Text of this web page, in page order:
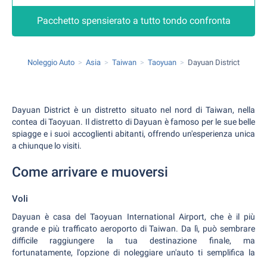
Pacchetto spensierato a tutto tondo confronta
Noleggio Auto Asia Taiwan Taoyuan Dayuan District
Dayuan District è un distretto situato nel nord di Taiwan, nella
contea di Taoyuan. Il distretto di Dayuan è famoso per le sue belle
spiagge e i suoi accoglienti abitanti, offrendo un'esperienza unica
a chiunque lo visiti.
Come arrivare e muoversi
Voli
Dayuan è casa del Taoyuan International Airport, che è il più
grande e più trafficato aeroporto di Taiwan. Da lì, può sembrare
difficile raggiungere la tua destinazione finale, ma
fortunatamente, l'opzione di noleggiare un'auto ti semplifica la